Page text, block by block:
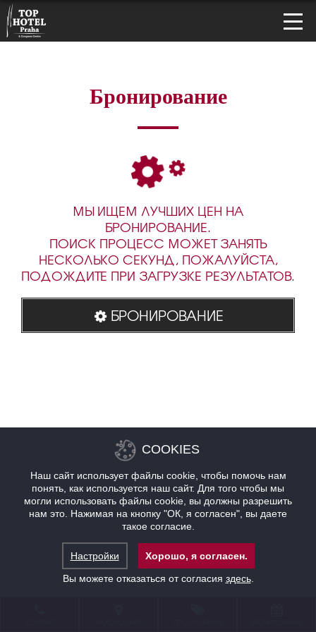
Бронирование
МЫ ИЩЕМ ЛУЧШИХ ЦЕН НА
БРОНИРОВАНИЕ.
ПОИСК ПРОЦЕСС МОЖЕТ ЗАНЯТЬ
НЕСКОЛЬКО СЕКУНД, ПОЖАЛУЙСТА,
ПОДОЖДИТЕ ПРИ ЗАГРУЗКЕ РЕЗУЛЬТАТОВ.
БРОНИРОВАНИЕ
COOKIES
Наш сайт использует файлы cookie, чтобы помочь нам
понять, как используется наш сайт. Для того чтобы мы
могли использовать файлы cookie, вы должны разрешить
нам это. Нажимая на кнопку "ОК, я согласен", вы даете
такое согласие.
Настройки
Хорошо, я согласен.
Вы можете отказаться от согласия здесь.